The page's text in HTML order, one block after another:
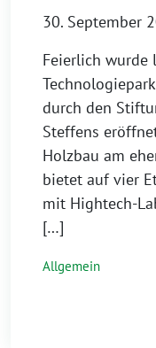
30. September
Feierlich wurde
durch den
Steffens
Holzbau am
bietet auf vier
mit Hightech-
[…]
Allgemein